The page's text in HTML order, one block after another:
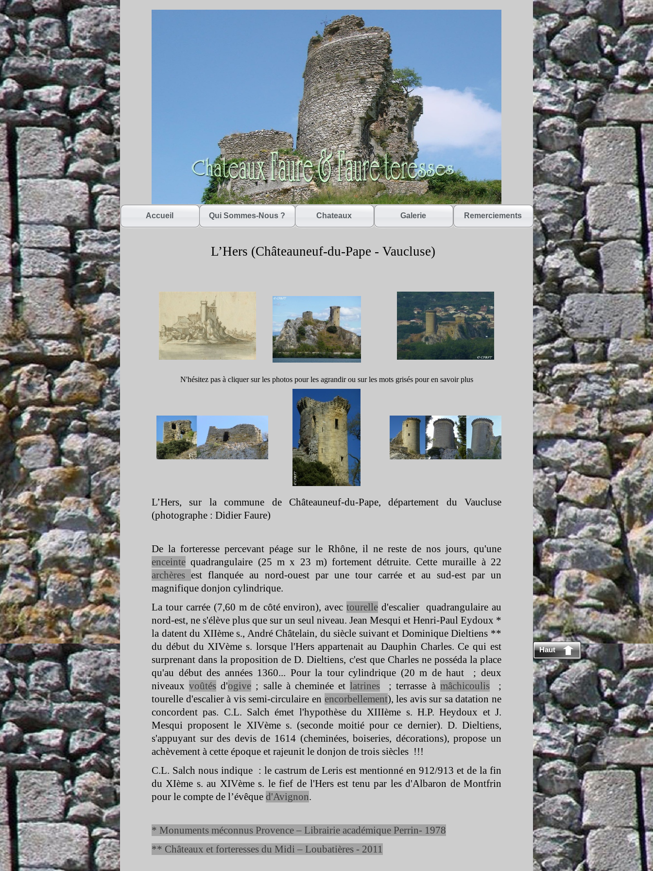
Accueil Qui Sommes-Nous ? Chateaux Galerie Remerciements
L’Hers (Châteauneuf-du-Pape - Vaucluse)
Haut
N'hésitez pas à cliquer sur les photos pour les agrandir ou sur les mots grisés pour en savoir plus
L’Hers, sur la commune de Châteauneuf-du-Pape, département du Vaucluse
(photographe : Didier Faure)
De la forteresse percevant péage sur le Rhône, il ne reste de nos jours, qu'une
enceinte quadrangulaire (25 m x 23 m) fortement détruite. Cette muraille à 22
archères est flanquée au nord-ouest par une tour carrée et au sud-est par un
magnifique donjon cylindrique.
La tour carrée (7,60 m de côté environ), avectourelle d'escalier quadrangulaire au
nord-est, ne s'élève plus que sur un seul niveau. Jean Mesqui et Henri-Paul Eydoux *
la datent du XIIème s., André Châtelain, du siècle suivant et Dominique Dieltiens **
du début du XIVème s. lorsque l'Hers appartenait au Dauphin Charles. Ce qui est
surprenant dans la proposition de D. Dieltiens, c'est que Charles ne posséda la place
qu'au début des années 1360... Pour la tour cylindrique (20 m de haut ; deux
niveauxvoûtés d'ogive ; salle à cheminée etlatrines ; terrasse à mâchicoulis;
tourelle d'escalier à vis semi-circulaire en encorbellement), les avis sur sa datation ne
concordent pas. C.L. Salch émet l'hypothèse du XIIIème s. H.P. Heydoux et J.
Mesqui proposent le XIVème s. (seconde moitié pour ce dernier). D. Dieltiens,
s'appuyant sur des devis de 1614 (cheminées, boiseries, décorations), propose un
achèvement à cette époque et rajeunit le donjon de trois siècles !!!
C.L. Salch nous indique : le castrum de Leris est mentionné en 912/913 et de la fin
du XIème s. au XIVème s. le fief de l'Hers est tenu par les d'Albaron de Montfrin
pour le compte de l’évêque d'Avignon.
* Monuments méconnus Provence – Librairie académique Perrin- 1978
** Châteaux et forteresses du Midi – Loubatières - 2011